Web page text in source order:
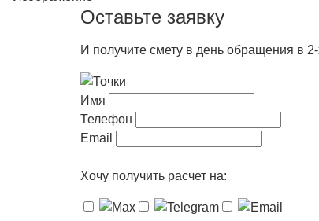
Оставьте заявку
И получите смету в день обращения в
Имя
Телефон
Email
Хочу получить расчет на: